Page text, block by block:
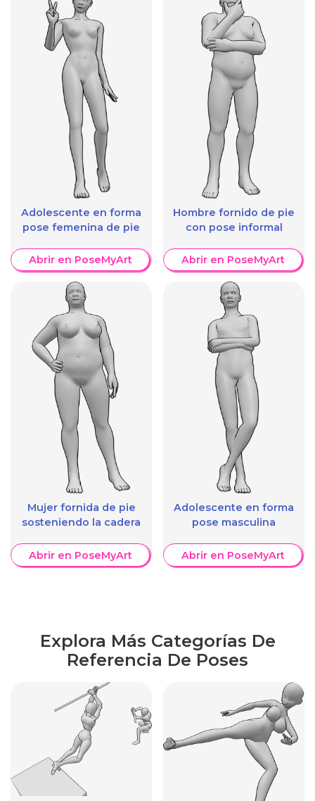
Adolescente en forma
pose femenina de pie
Abrir en PoseMyArt
Mujer fornida de pie
sosteniendo la cadera
Abrir en PoseMyArt
Hombre fornido de pie
con pose informal
Abrir en PoseMyArt
Adolescente en forma
pose masculina
Abrir en PoseMyArt
Explora Más Categorías De
Referencia De Poses